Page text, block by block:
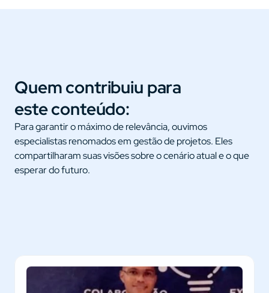
Quem contribuiu para
este conteúdo:
Para garantir o máximo de relevância, ouvimos
especialistas renomados em gestão de projetos. Eles
compartilharam suas visões sobre o cenário atual e o que
esperar do futuro.